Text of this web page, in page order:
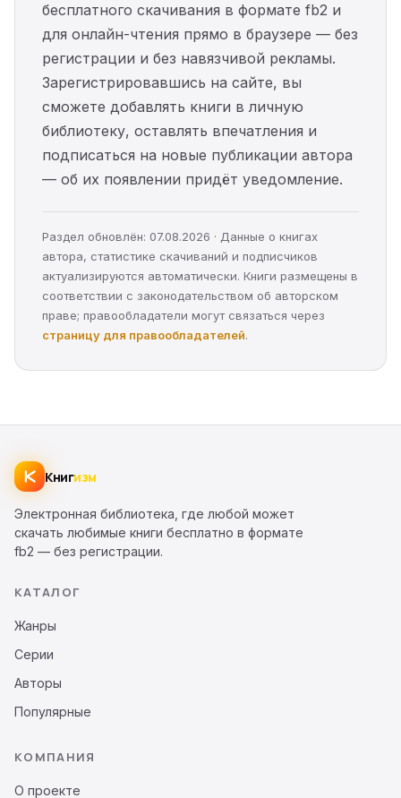
бесплатного скачивания в формате fb2 и
для онлайн-чтения прямо в браузере — без
регистрации и без навязчивой рекламы.
Зарегистрировавшись на сайте, вы
сможете добавлять книги в личную
библиотеку, оставлять впечатления и
подписаться на новые публикации автора
— об их появлении придёт уведомление.
Раздел обновлён: 07.08.2026 · Данные о книгах
автора, статистике скачиваний и подписчиков
актуализируются автоматически. Книги размещены в
соответствии с законодательством об авторском
праве; правообладатели могут связаться через
страницу для правообладателей.
Книгизм
Электронная библиотека, где любой может
скачать любимые книги бесплатно в формате
fb2 — без регистрации.
КАТАЛОГ
Жанры
Серии
Авторы
Популярные
КОМПАНИЯ
О проекте